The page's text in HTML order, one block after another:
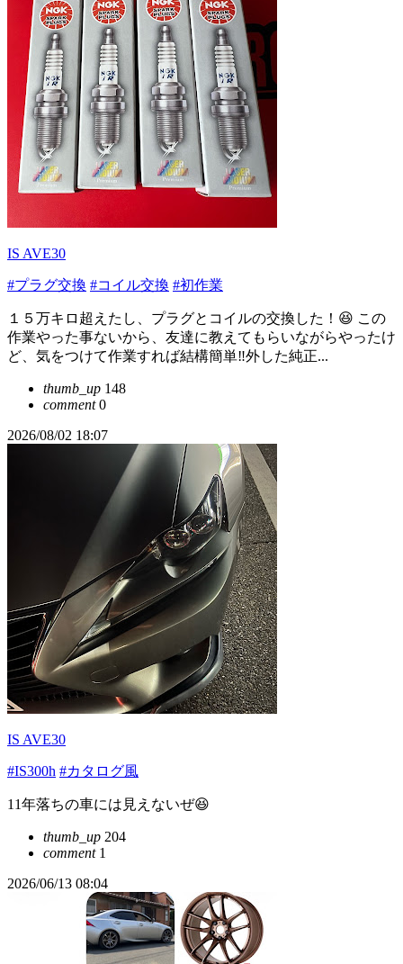
IS AVE30
#プラグ交換 #コイル交換 #初作業
１５万キロ超えたし、プラグとコイルの交換した！😆 この
作業やった事ないから、友達に教えてもらいながらやったけ
ど、気をつけて作業すれば結構簡単‼️外した純正...
thumb_up 148
comment0
2026/08/02 18:07
IS AVE30
#IS300h #カタログ風
11年落ちの車には見えないぜ😆
thumb_up 204
comment1
2026/06/13 08:04